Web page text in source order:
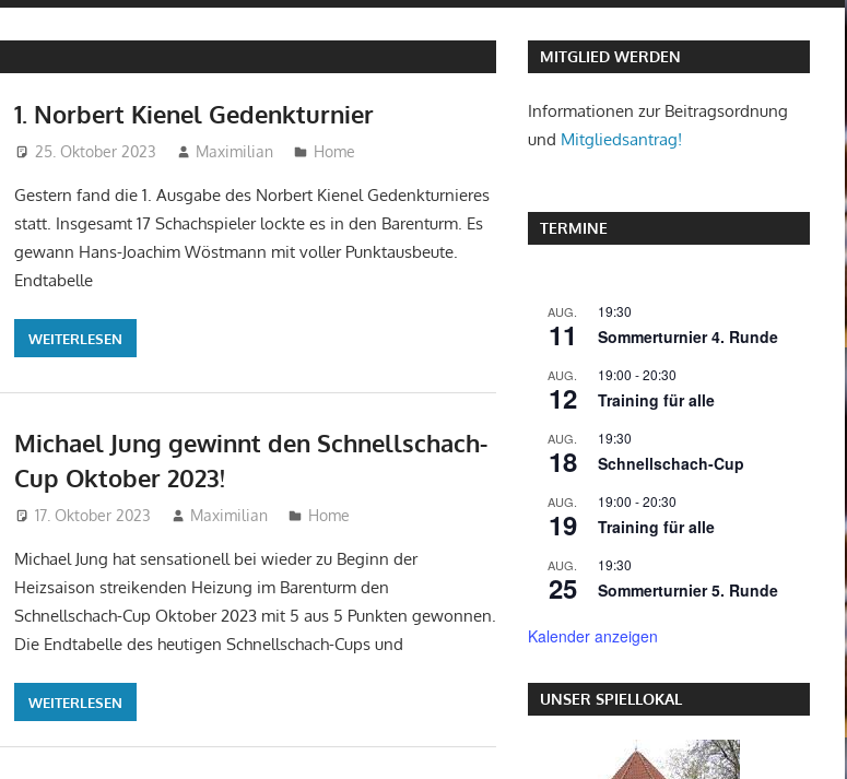
1. Norbert Kienel Gedenkturnier
25. Oktober 2023 Maximilian Home
Gestern fand die 1. Ausgabe des Norbert Kienel Gedenkturnieres
statt. Insgesamt 17 Schachspieler lockte es in den Barenturm. Es
gewann Hans-Joachim Wöstmann mit voller Punktausbeute.
Endtabelle
WEITERLESEN
Michael Jung gewinnt den Schnellschach-
Cup Oktober 2023!
17. Oktober 2023 Maximilian Home
Michael Jung hat sensationell bei wieder zu Beginn der
Heizsaison streikenden Heizung im Barenturm den
Schnellschach-Cup Oktober 2023 mit 5 aus 5 Punkten gewonnen.
Die Endtabelle des heutigen Schnellschach-Cups und
WEITERLESEN
MITGLIED WERDEN
Informationen zur Beitragsordnung
und Mitgliedsantrag!
TERMINE
AUG.
11
19:30
Sommerturnier 4. Runde
AUG.
12
19:00 -20:30
Training für alle
AUG.
18
19:30
Schnellschach-Cup
AUG.
19
19:00 -20:30
Training für alle
AUG.
25
19:30
Sommerturnier 5. Runde
Kalender anzeigen
UNSER SPIELLOKAL